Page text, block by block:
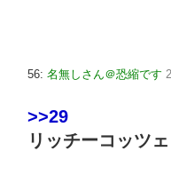
56: 名無しさん＠恐縮です
>>29
リッチーコッツ